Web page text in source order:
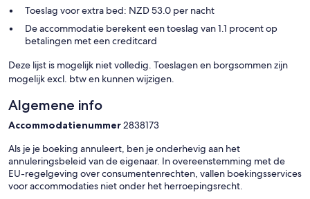
Toeslag voor extra bed: NZD 53.0 per nacht
De accommodatie berekent een toeslag van 1.1 procent op
betalingen met een creditcard
Deze lijst is mogelijk niet volledig. Toeslagen en borgsommen zijn
mogelijk excl. btw en kunnen wijzigen.
Algemene info
Accommodatienummer2838173
Als je je boeking annuleert, ben je onderhevig aan het
annuleringsbeleid van de eigenaar. In overeenstemming met de
EU-regelgeving over consumentenrechten, vallen boekingsservices
voor accommodaties niet onder het herroepingsrecht.